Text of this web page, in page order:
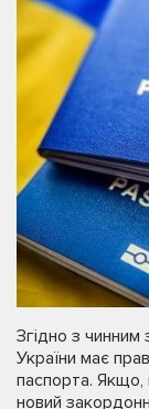
Згідно з
України має
паспорта.
новий